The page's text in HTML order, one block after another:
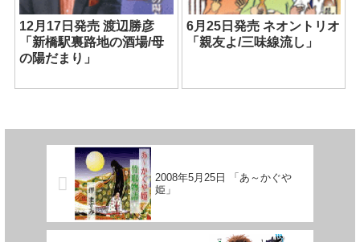
12月17日発売 渡辺勝彦
「新橋駅裏路地の酒場/母
の陽だまり」
6月25日発売 ネオントリオ
「親友よ/三味線流し」
2008年5月25日 「あ～かぐや
姫」